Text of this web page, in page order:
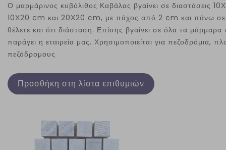
Ο μαρμάρινος κυβόλιθος Καβάλας βγαίνει σε διαστάσεις
10Χ20 cm και 20Χ20 cm, με πάχος από 2 cm και πάνω σε
θέλετε και ότι διάσταση. Επίσης βγαίνει σε όλα τα
παράγει η εταιρεία μας. Χρησιμοποιείται για πεζοδρόμια,
πεζόδρομους
Προσθήκη στη λίστα επιθυμιών